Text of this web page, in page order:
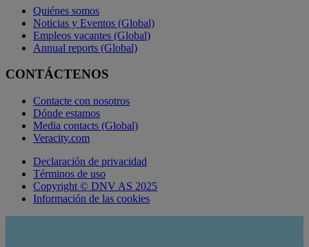
Quiénes somos
Noticias y Eventos (Global)
Empleos vacantes (Global)
Annual reports (Global)
CONTÁCTENOS
Contacte con nosotros
Dónde estamos
Media contacts (Global)
Veracity.com
Declaración de privacidad
Términos de uso
Copyright © DNV AS 2025
Información de las cookies